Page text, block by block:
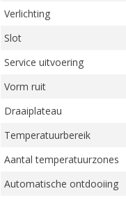
Verlichting
Slot
Service uitvoering
Vorm ruit
Draaiplateau
Temperatuurbereik
Aantal temperatuurzones
Automatische ontdooiing